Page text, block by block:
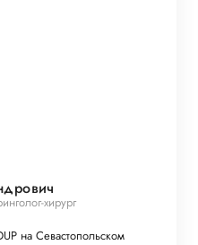
хирург
на Севастопольском